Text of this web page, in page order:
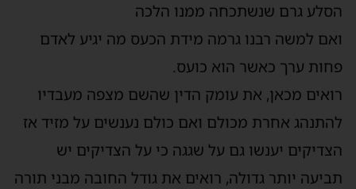
הסלע גרם שנשתכחה ממנו הלכה
ואם למשה רבנו גרמה מידת הכעס מה יגיע לאדם
פחות ערך כאשר הוא כועס.
רואים מכאן, את עומק הדין שהשם מצפה מעבדיו
להתנהג אחרת מכולם ואם כולם נענשים על מזיד אז
הצדיקים יענשו גם על שגגה כי על הצדיקים יש
תביעה יותר גדולה, רואים את גודל החובה מבני תורה